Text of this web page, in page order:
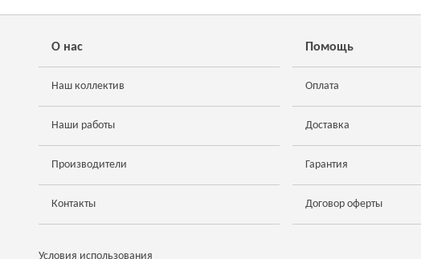
О нас
Наш коллектив
Наши работы
Производители
Контакты
Помощь
Оплата
Доставка
Гарантия
Договор оферты
Условия использования